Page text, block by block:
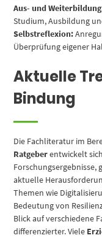
Aus- und
Studium, Ausbildung
Selbstreflexion:
Überprüfung eigener
Aktuelle
Bindung
Die Fachliteratur im
Ratgeberentwickelt
Forschungsergebnisse,
aktuelle
Themen wie
Bedeutung von
Blick auf verschiedene
differenzierter. Viele